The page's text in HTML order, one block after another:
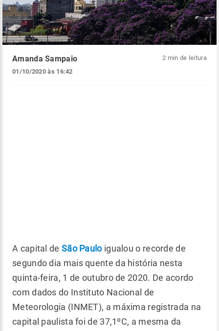
Amanda Sampaio
01/10/2020 às 16:42
2 min de leitura
A capital de São Pauloigualou o recorde de
segundo dia mais quente da história nesta
quinta-feira, 1 de outubro de 2020. De acordo
com dados do Instituto Nacional de
Meteorologia (INMET), a máxima registrada na
capital paulista foi de 37,1ºC, a mesma da